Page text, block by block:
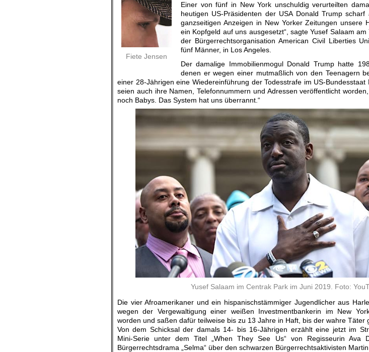
Fiete Jensen
Einer von fünf in New York unschuldig verurteilten
heutigen US-Präsidenten der USA Donald Trump scharf
ganzseitigen Anzeigen in New Yorker Zeitungen unsere
ein Kopfgeld auf uns ausgesetzt“, sagte Yusef Salaam
der Bürgerrechtsorganisation American Civil Liberties
fünf Männer, in Los Angeles.
Der damalige Immobilienmogul Donald Trump hatte
denen er wegen einer mutmaßlich von den Teenagern
einer 28-Jährigen eine Wiedereinführung der Todesstrafe im US-Bundesstaat
seien auch ihre Namen, Telefonnummern und Adressen veröffentlicht
noch Babys. Das System hat uns überrannt.“
Yusef Salaam im Centrak Park im Juni 2019. Foto:
Die vier Afroamerikaner und ein hispanischstämmiger Jugendlicher aus
wegen der Vergewaltigung einer weißen Investmentbankerin im New
worden und saßen dafür teilweise bis zu 13 Jahre in Haft, bis der wahre Täter
Von dem Schicksal der damals 14- bis 16-Jährigen erzählt eine jetzt im
Mini-Serie unter dem Titel „When They See Us“ von Regisseurin Ava
Bürgerrechtsdrama „Selma“ über den schwarzen Bürgerrechtsaktivisten